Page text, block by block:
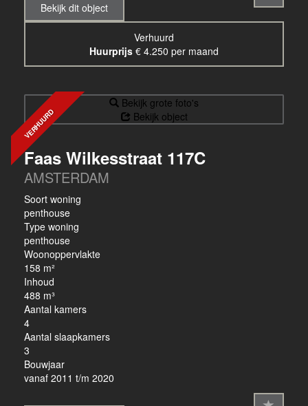
Bekijk dit object
Verhuurd
Huurprijs € 4.250 per maand
VERHUURD
Bekijk grote foto's
Bekijk object
Faas Wilkesstraat 117C
AMSTERDAM
Soort woning
penthouse
Type woning
penthouse
Woonoppervlakte
158 m²
Inhoud
488 m³
Aantal kamers
4
Aantal slaapkamers
3
Bouwjaar
vanaf 2011 t/m 2020